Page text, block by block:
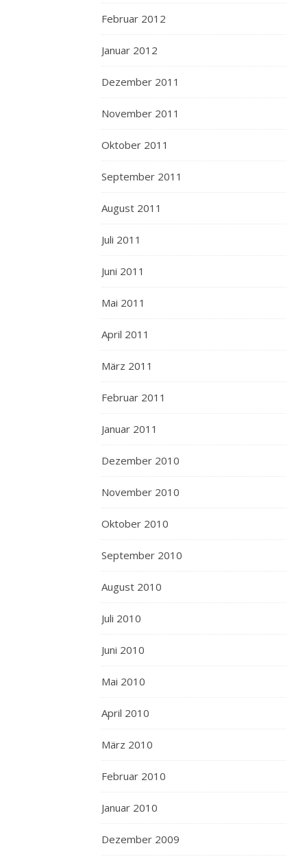
Februar 2012
Januar 2012
Dezember 2011
November 2011
Oktober 2011
September 2011
August 2011
Juli 2011
Juni 2011
Mai 2011
April 2011
März 2011
Februar 2011
Januar 2011
Dezember 2010
November 2010
Oktober 2010
September 2010
August 2010
Juli 2010
Juni 2010
Mai 2010
April 2010
März 2010
Februar 2010
Januar 2010
Dezember 2009